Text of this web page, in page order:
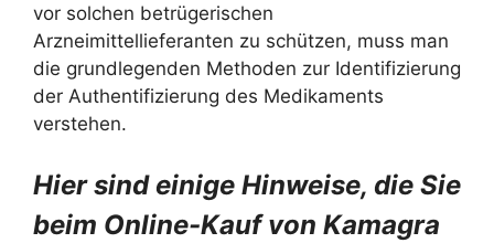
vor solchen betrügerischen
Arzneimittellieferanten zu schützen, muss man
die grundlegenden Methoden zur Identifizierung
der Authentifizierung des Medikaments
verstehen.
Hier sind einige Hinweise, die Sie
beim Online-Kauf von Kamagra